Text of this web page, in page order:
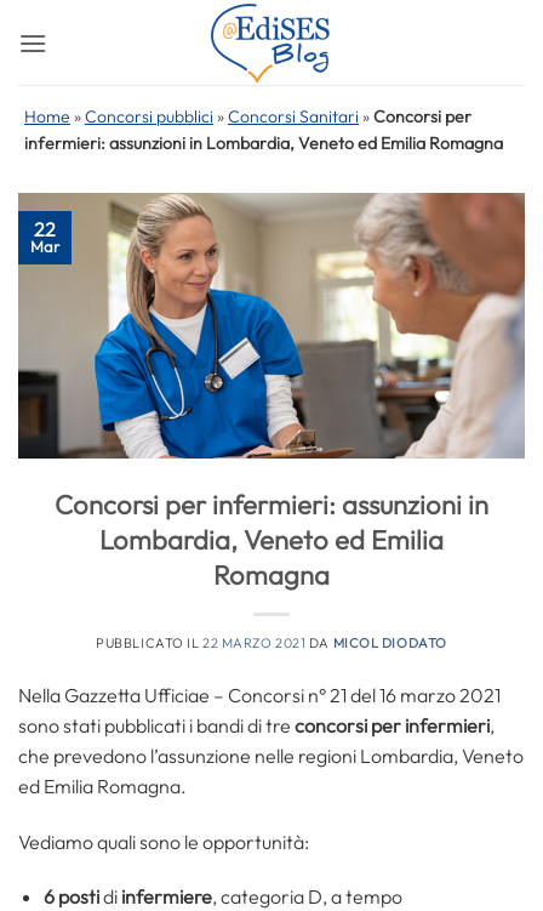
Home »Concorsi pubblici »Concorsi Sanitari »Concorsi per
infermieri: assunzioni in Lombardia, Veneto ed Emilia Romagna
22
Mar
Concorsi per infermieri: assunzioni in
Lombardia, Veneto ed Emilia
Romagna
PUBBLICATO IL22 MARZO 2021 DA MICOL DIODATO
Nella Gazzetta Ufficiae – Concorsi n° 21 del 16 marzo 2021
sono stati pubblicati i bandi di tre concorsi per infermieri,
che prevedono l’assunzione nelle regioni Lombardia, Veneto
ed Emilia Romagna.
Vediamo quali sono le opportunità:
6 postidiinfermiere, categoria D, a tempo